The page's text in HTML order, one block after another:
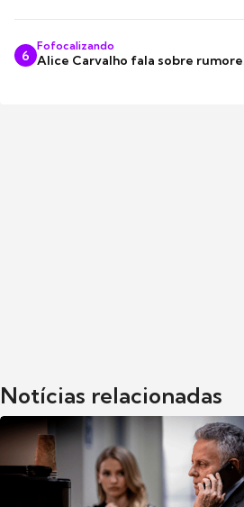
6
Fofocalizando
Alice Carvalho fala sobre
Notícias relacionadas